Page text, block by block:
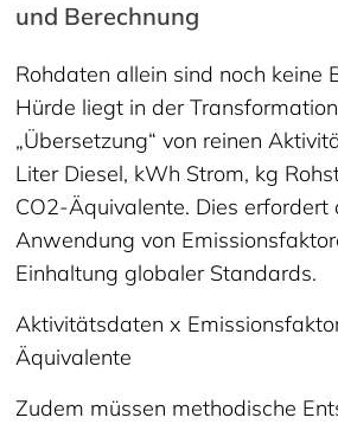
und Berechnung
Rohdaten allein sind noch keine
Hürde liegt in der
„Übersetzung“ von reinen
Liter Diesel, kWh Strom, kg
CO2-Äquivalente. Dies erfordert
Anwendung von
Einhaltung globaler Standards.
Aktivitätsdaten x
Äquivalente
Zudem müssen methodische